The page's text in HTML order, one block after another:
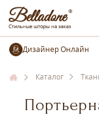
Каталог